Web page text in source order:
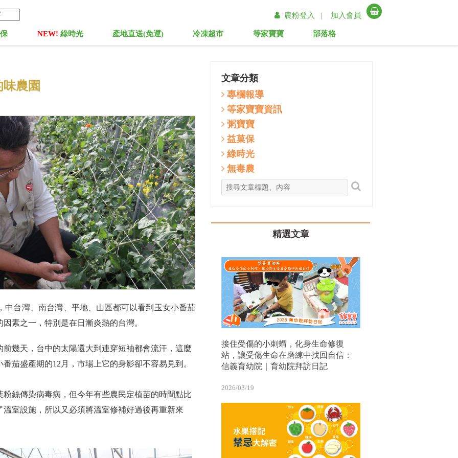
農粉登入 | 加入會員
NEW! 綠時光 產地直送(免運) 冷凍超市 等家寶寶 部落格
農園
中台灣、南台灣、平地、山區都可以看到玉女小番茄
素之一，特別是在日漸炎熱的台灣。
幾天，台中的太陽還大到連穿短袖都會流汗，這麼
茄盛產期的12月，市場上它的身影卻不容易見到。
絲傳染病毒病，但今年有些農民定植苗的時間點比
室設施，所以又必須將溫室修補好過後再重新來
文章分類
專欄報導
等家寶寶資訊
粥寶寶
益菓保
綠時光
無毒農
精選文章
接住受傷的小刺蝟，化身生命修復
站，讓受傷生命在磨練中找回自信：
信義育幼院｜育幼院拜訪日記
2026/03/19